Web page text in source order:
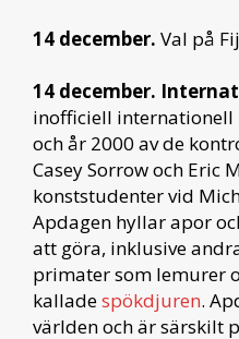
14 december. Val på
14 december.
inofficiell internationell
och år 2000 av de
Casey Sorrow och Eric
konststudenter vid
Apdagen hyllar apor
att göra, inklusive
primater som lemurer
kalladespökdjuren.
världen och är särskilt